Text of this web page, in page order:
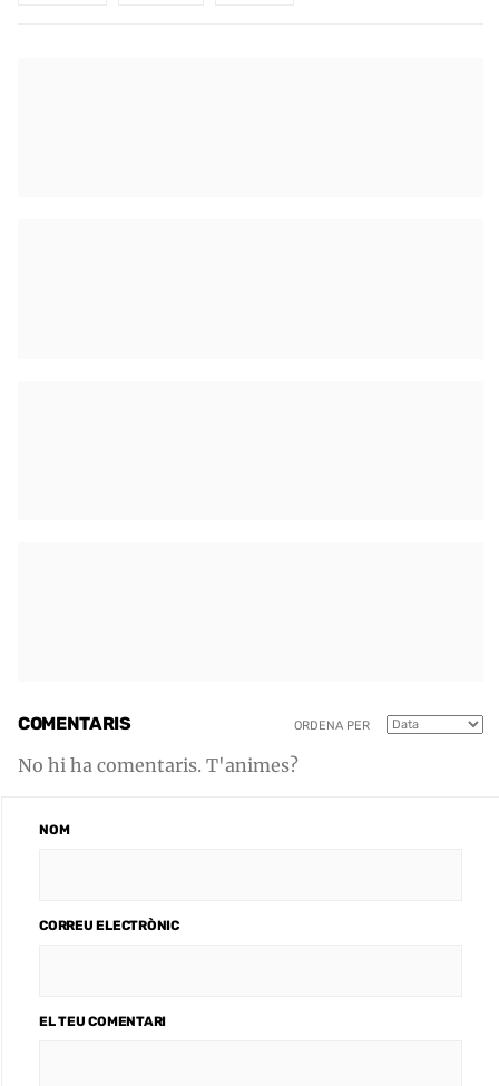
COMENTARIS ORDENA PER
No hi ha comentaris. T'animes?
NOM
CORREU ELECTRÒNIC
EL TEU COMENTARI